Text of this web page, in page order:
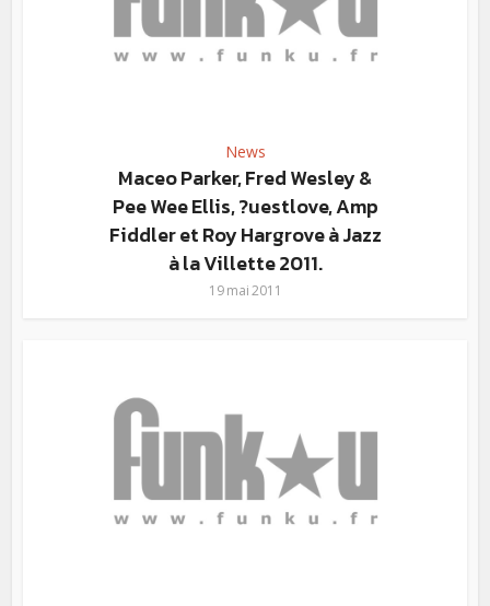
News
Maceo Parker, Fred Wesley &
Pee Wee Ellis, ?uestlove, Amp
Fiddler et Roy Hargrove à Jazz
à la Villette 2011.
19 mai 2011